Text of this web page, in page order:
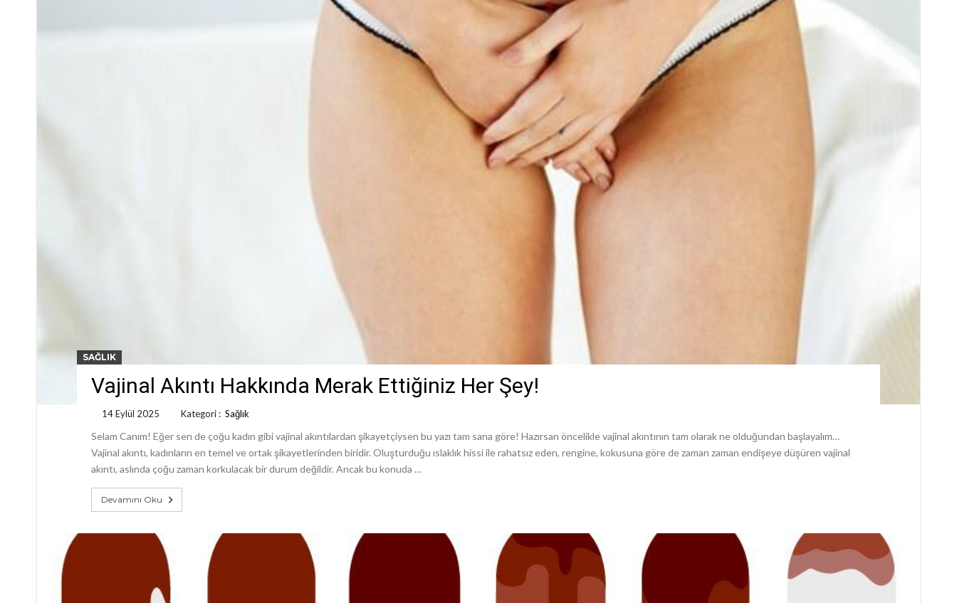
SAĞLIK
Vajinal Akıntı Hakkında Merak Ettiğiniz Her Şey!
14 Eylül 2025 Kategori : Sağlık
Selam Canım! Eğer sen de çoğu kadın gibi vajinal akıntılardan şikayetçiysen bu yazı tam sana göre! Hazırsan öncelikle vajinal akıntının tam olarak ne olduğundan başlayalım…
Vajinal akıntı, kadınların en temel ve ortak şikayetlerinden biridir. Oluşturduğu ıslaklık hissi ile rahatsız eden, rengine, kokusuna göre de zaman zaman endişeye düşüren vajinal
akıntı, aslında çoğu zaman korkulacak bir durum değildir. Ancak bu konuda …
Devamını Oku